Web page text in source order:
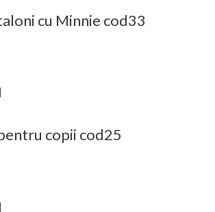
cu Minnie cod33
copii cod25